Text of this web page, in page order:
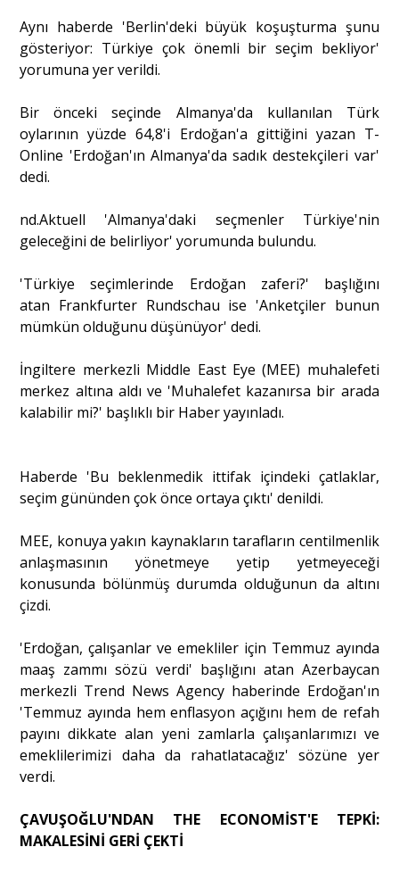
Aynı haberde 'Berlin'deki büyük koşuşturma şunu
gösteriyor: Türkiye çok önemli bir seçim bekliyor'
yorumuna yer verildi.
Bir önceki seçinde Almanya'da kullanılan Türk
oylarının yüzde 64,8'i Erdoğan'a gittiğini yazan T-
Online 'Erdoğan'ın Almanya'da sadık destekçileri var'
dedi.
nd.Aktuell 'Almanya'daki seçmenler Türkiye'nin
geleceğini de belirliyor' yorumunda bulundu.
'Türkiye seçimlerinde Erdoğan zaferi?' başlığını
atan Frankfurter Rundschau ise 'Anketçiler bunun
mümkün olduğunu düşünüyor' dedi.
İngiltere merkezli Middle East Eye (MEE) muhalefeti
merkez altına aldı ve 'Muhalefet kazanırsa bir arada
kalabilir mi?' başlıklı bir Haber yayınladı.
Haberde 'Bu beklenmedik ittifak içindeki çatlaklar,
seçim gününden çok önce ortaya çıktı' denildi.
MEE, konuya yakın kaynakların tarafların centilmenlik
anlaşmasının yönetmeye yetip yetmeyeceği
konusunda bölünmüş durumda olduğunun da altını
çizdi.
'Erdoğan, çalışanlar ve emekliler için Temmuz ayında
maaş zammı sözü verdi' başlığını atan Azerbaycan
merkezli Trend News Agency haberinde Erdoğan'ın
'Temmuz ayında hem enflasyon açığını hem de refah
payını dikkate alan yeni zamlarla çalışanlarımızı ve
emeklilerimizi daha da rahatlatacağız' sözüne yer
verdi.
ÇAVUŞOĞLU'NDAN THE ECONOMİST'E TEPKİ:
MAKALESİNİ GERİ ÇEKTİ